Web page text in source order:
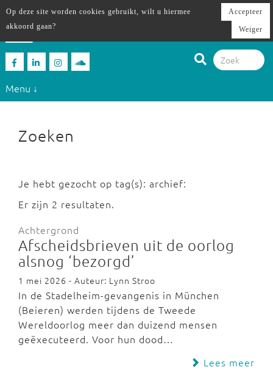
Menu ↓
Zoeken
Je hebt gezocht op tag(s): archief:
Er zijn 2 resultaten.
Achtergrond
Afscheidsbrieven uit de oorlog
alsnog ‘bezorgd’
1 mei 2026 - Auteur: Lynn Stroo
In de Stadelheim-gevangenis in München
(Beieren) werden tijdens de Tweede
Wereldoorlog meer dan duizend mensen
geëxecuteerd. Voor hun dood…
Lees meer
Op deze site worden cookies gebruikt, wilt u hiermee
akkoord gaan?
Accepteer
Weiger